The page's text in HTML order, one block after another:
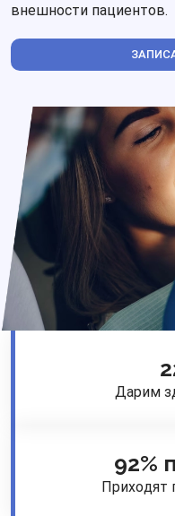
внешности пациентов.
Дарим
92%
Приходят